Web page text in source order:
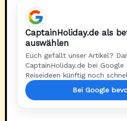
CaptainHoliday.de als
auswählen
Euch gefällt unser Artikel?
CaptainHoliday.de bei
Reiseideen künftig noch
Bei Google